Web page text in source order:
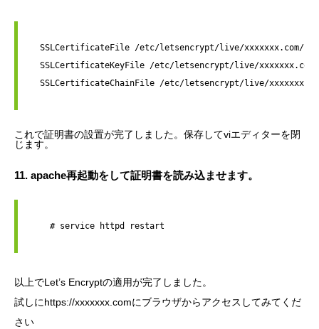
SSLCertificateFile /etc/letsencrypt/live/xxxxxxx.com/
SSLCertificateKeyFile /etc/letsencrypt/live/
SSLCertificateChainFile /etc/letsencrypt/live/
これで証明書の設置が完了しました。保存してviエディターを閉
じます。
11. apache再起動をして証明書を読み込ませます。
    # service httpd restart
以上でLet’s Encryptの適用が完了しました。
試しにhttps://xxxxxxx.comにブラウザからアクセスしてみてくだ
さい